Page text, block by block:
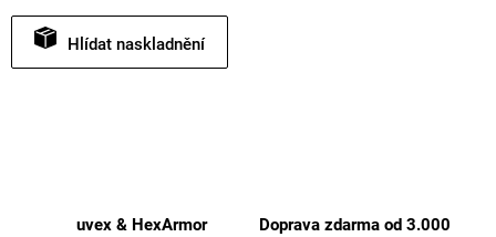
Hlídat
uvex & HexArmor
Doprava zdarma od 3.000